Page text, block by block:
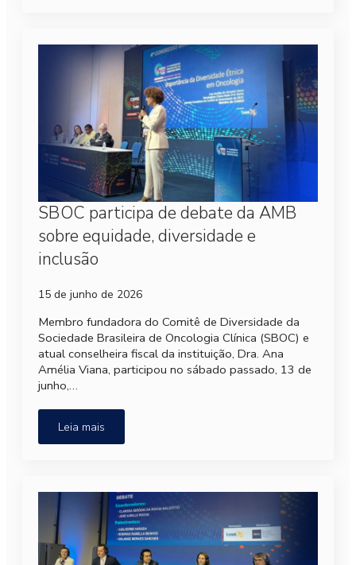
SBOC participa de debate da AMB
sobre equidade, diversidade e
inclusão
15 de junho de 2026
Membro fundadora do Comitê de Diversidade da
Sociedade Brasileira de Oncologia Clínica (SBOC) e
atual conselheira fiscal da instituição, Dra. Ana
Amélia Viana, participou no sábado passado, 13 de
junho,…
Leia mais